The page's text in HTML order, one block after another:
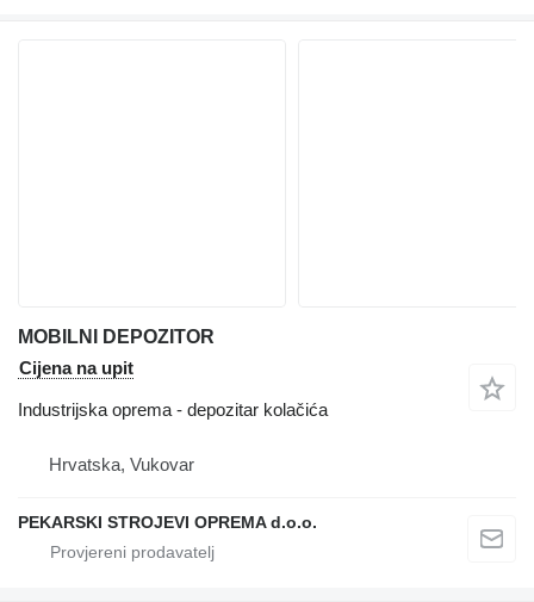
MOBILNI DEPOZITOR
Cijena na upit
Industrijska oprema - depozitar kolačića
Hrvatska, Vukovar
PEKARSKI STROJEVI OPREMA d.o.o.